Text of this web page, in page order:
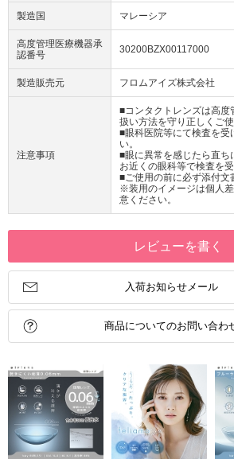
製造国 マレーシア
高度管理医療機器承
認番号
30200BZX00117000
製造販売元 フロムアイズ株式会社
注意事項
■コンタクトレンズは高度
扱い方法を守り正しくご使
■眼科医院等にて検査を受
い。
■眼に異常を感じたら直ち
お近くの眼科等で検査を
■ご使用の前に必ず添付文
※装用のイメージは個人
意ください。
レビューを書く
入荷お知らせメール
商品についてのお問い合わ